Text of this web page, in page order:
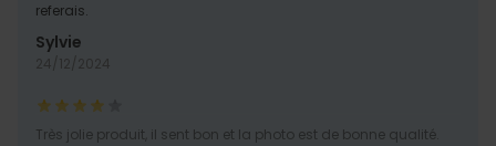
referais.
Sylvie
24/12/2024
Très jolie produit, il sent bon et la photo est de bonne qualité.